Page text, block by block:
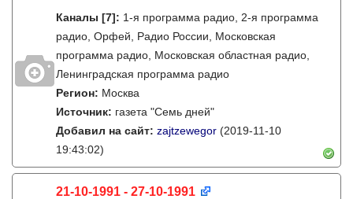
Каналы [7]: 1-я программа радио, 2-я программа
радио, Орфей, Радио России, Московская
программа радио, Московская областная радио,
Ленинградская программа радио
Регион: Москва
Источник: газета "Семь дней"
Добавил на сайт: zajtzewegor (2019-11-10
19:43:02)
21-10-1991 - 27-10-1991